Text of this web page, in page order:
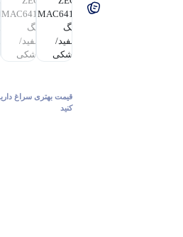
قیمت بهتری سراغ
کنید